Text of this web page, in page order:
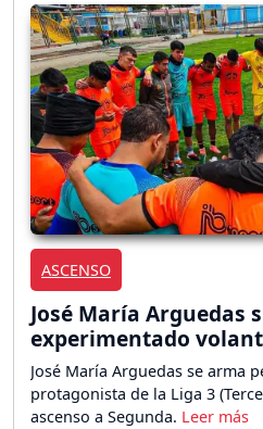
ASCENSO
José María Arguedas
experimentado
José María Arguedas se arma
protagonista de la Liga 3
ascenso a Segunda.